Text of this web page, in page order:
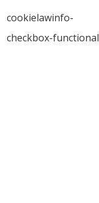
cookielawinfo-
checkbox-functional